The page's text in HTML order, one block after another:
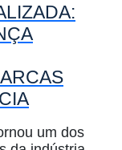
um dos